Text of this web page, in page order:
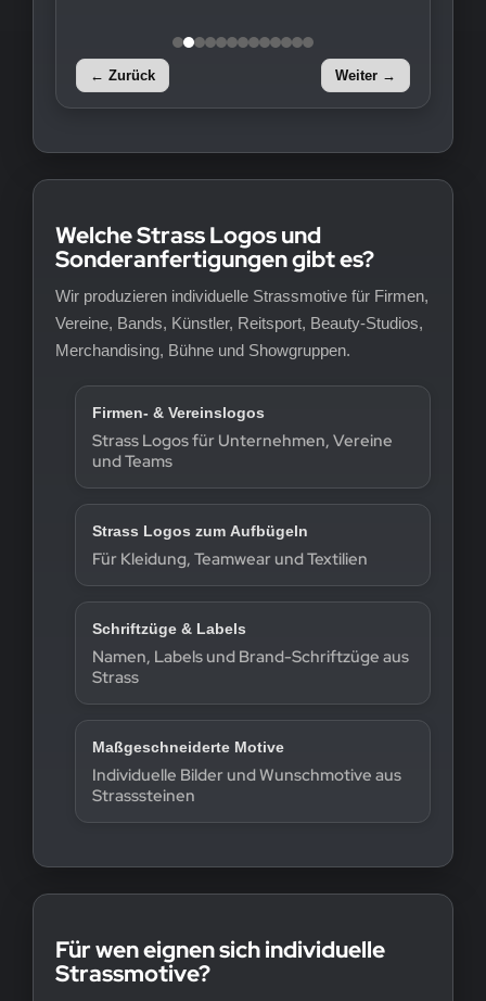
← Zurück Weiter →
Welche Strass Logos und
Sonderanfertigungen gibt es?
Wir produzieren individuelle Strassmotive für Firmen,
Vereine, Bands, Künstler, Reitsport, Beauty-Studios,
Merchandising, Bühne und Showgruppen.
Firmen- & Vereinslogos
Strass Logos für Unternehmen, Vereine
und Teams
Strass Logos zum Aufbügeln
Für Kleidung, Teamwear und Textilien
Schriftzüge & Labels
Namen, Labels und Brand-Schriftzüge aus
Strass
Maßgeschneiderte Motive
Individuelle Bilder und Wunschmotive aus
Strasssteinen
Für wen eignen sich individuelle
Strassmotive?